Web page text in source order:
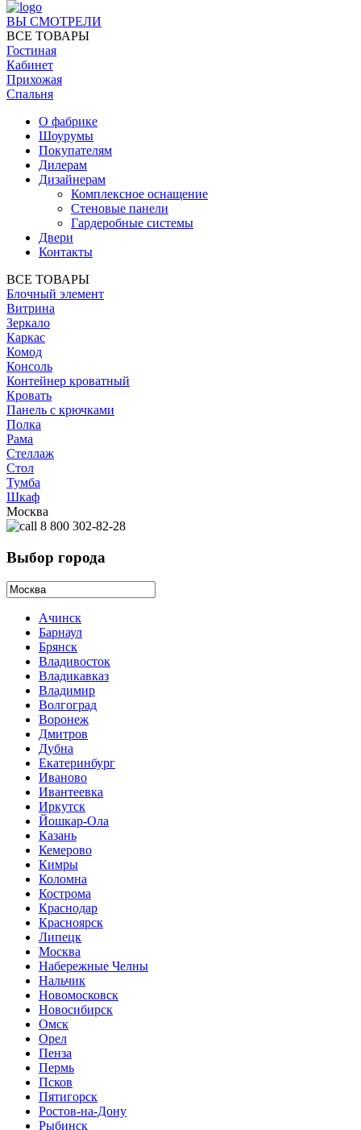
ВЫ СМОТРЕЛИ
ВСЕ ТОВАРЫ
Гостиная
Кабинет
Прихожая
Спальня
О фабрике
Шоурумы
Покупателям
Дилерам
Дизайнерам
Комплексное оснащение
Стеновые панели
Гардеробные системы
Двери
Контакты
ВСЕ ТОВАРЫ
Блочный элемент
Витрина
Зеркало
Каркас
Комод
Консоль
Контейнер кроватный
Кровать
Панель с крючками
Полка
Рама
Стеллаж
Стол
Тумба
Шкаф
Москва
8 800 302-82-28
Выбор города
Ачинск
Барнаул
Брянск
Владивосток
Владикавказ
Владимир
Волгоград
Воронеж
Дмитров
Дубна
Екатеринбург
Иваново
Ивантеевка
Иркутск
Йошкар-Ола
Казань
Кемерово
Кимры
Коломна
Кострома
Краснодар
Красноярск
Липецк
Москва
Набережные Челны
Нальчик
Новомосковск
Новосибирск
Омск
Орел
Пенза
Пермь
Псков
Пятигорск
Ростов-на-Дону
Рыбинск